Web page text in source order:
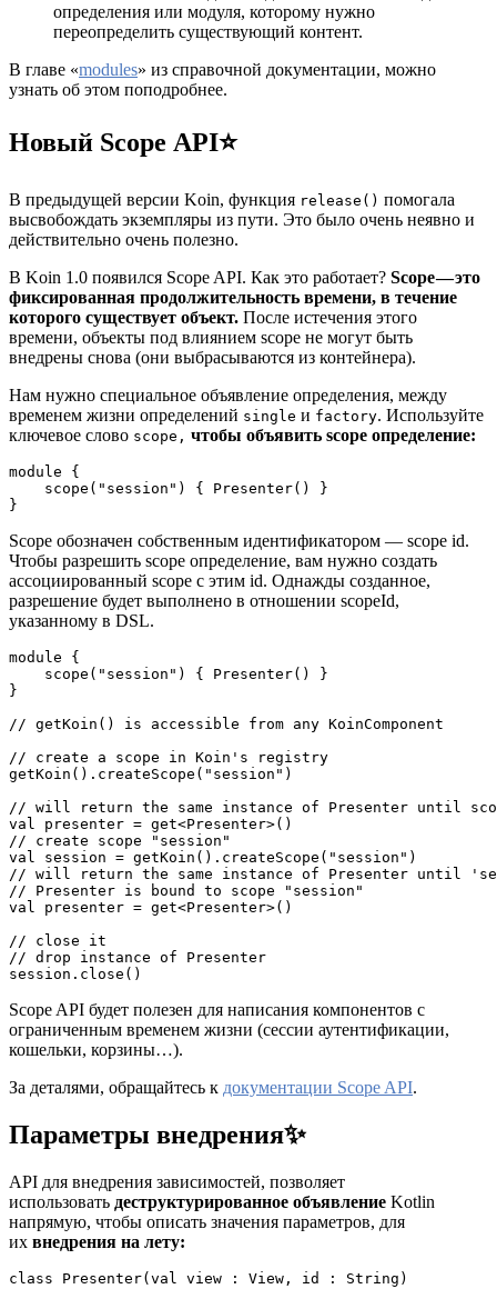
определения или модуля, которому нужно
переопределить существующий контент.
В главе «modules» из справочной документации, можно
узнать об этом поподробнее.
Новый Scope API⭐️
В предыдущей версии Koin, функция release() помогала
высвобождать экземпляры из пути. Это было очень неявно и
действительно очень полезно.
В Koin 1.0 появился Scope API. Как это работает? Scope — это
фиксированная продолжительность времени, в течение
которого существует объект. После истечения этого
времени, объекты под влиянием scope не могут быть
внедрены снова (они выбрасываются из контейнера).
Нам нужно специальное объявление определения, между
временем жизни определений single и factory. Используйте
ключевое слово scope, чтобы объявить scope определение:
module {
    scope("session") { Presenter() }
}
Scope обозначен собственным идентификатором ― scope id.
Чтобы разрешить scope определение, вам нужно создать
ассоциированный scope с этим id. Однажды созданное,
разрешение будет выполнено в отношении scopeId,
указанному в DSL.
module {
    scope("session") { Presenter() }
}
// getKoin() is accessible from any KoinComponent
// create a scope in Koin's registry
getKoin().createScope("session")
// will return the same instance of Presenter until
val presenter = get<Presenter>()
// create scope "session"
val session = getKoin().createScope("session")
// will return the same instance of Presenter until
// Presenter is bound to scope "session"
val presenter = get<Presenter>()
// close it
// drop instance of Presenter
session.close()
Scope API будет полезен для написания компонентов с
ограниченным временем жизни (сессии аутентификации,
кошельки, корзины…).
За деталями, обращайтесь к документации Scope API.
Параметры внедрения✨
API для внедрения зависимостей, позволяет
использовать деструктурированное объявление Kotlin
напрямую, чтобы описать значения параметров, для
их внедрения на лету:
class Presenter(val view : View, id : String)